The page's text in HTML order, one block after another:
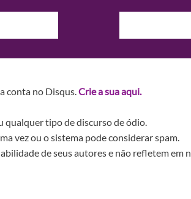
conta no Disqus.Crie a sua aqui.
qualquer tipo de discurso de ódio.
vez ou o sistema pode considerar spam.
de seus autores e não refletem em